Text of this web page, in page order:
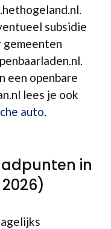
subsidie
gemeenten
een openbare
lees je ook
auto.
in